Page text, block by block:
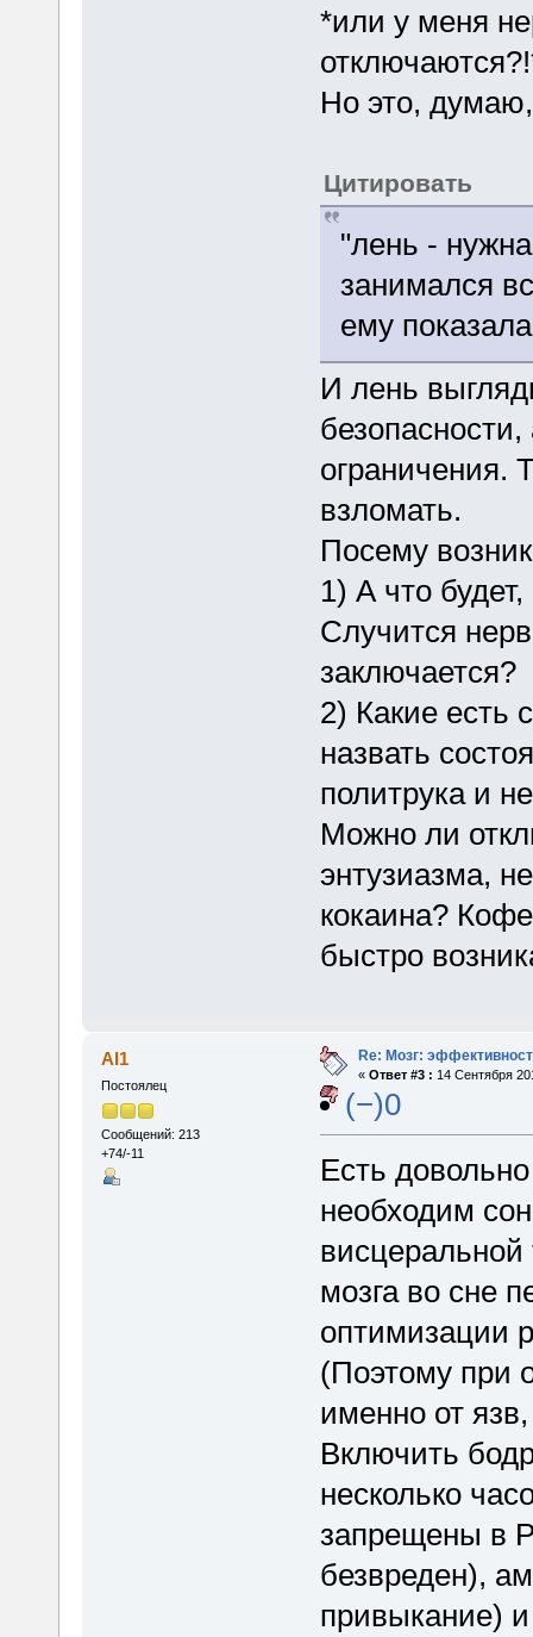
*или у меня
Но это,
Цитировать
"лень -
занимался
ему
И лень
ограничения.
взломать.
Посему
1) А что
Случится
заключается?
2) Какие есть
назвать
политрука и
Можно ли
энтузиазма,
кокаина?
быстро
Al1
Постоялец
Сообщений: 213
+74/-11
Re: Мозг:
« Ответ #3 : 14 Сентября
(−)0
Есть
необходим
висцеральной
мозга во сне
оптимизации
(Поэтому при
именно от
Включить
несколько
запрещены в
безвреден),
привыкание)